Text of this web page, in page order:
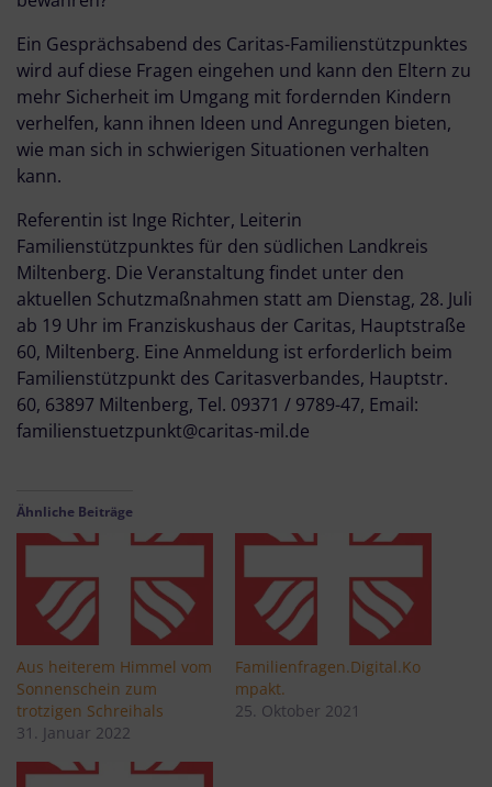
Ein Gesprächsabend des Caritas-Familienstützpunktes
wird auf diese Fragen eingehen und kann den Eltern zu
mehr Sicherheit im Umgang mit fordernden Kindern
verhelfen, kann ihnen Ideen und Anregungen bieten,
wie man sich in schwierigen Situationen verhalten
kann.
Referentin ist Inge Richter, Leiterin
Familienstützpunktes für den südlichen Landkreis
Miltenberg. Die Veranstaltung findet unter den
aktuellen Schutzmaßnahmen statt am Dienstag, 28. Juli
ab 19 Uhr im Franziskushaus der Caritas, Hauptstraße
60, Miltenberg. Eine Anmeldung ist erforderlich beim
Familienstützpunkt des Caritasverbandes, Hauptstr.
60, 63897 Miltenberg, Tel. 09371 / 9789-47, Email:
familienstuetzpunkt@caritas-mil.de
Ähnliche Beiträge
Aus heiterem Himmel vom
Sonnenschein zum
trotzigen Schreihals
31. Januar 2022
Familienfragen.Digital.Ko
mpakt.
25. Oktober 2021